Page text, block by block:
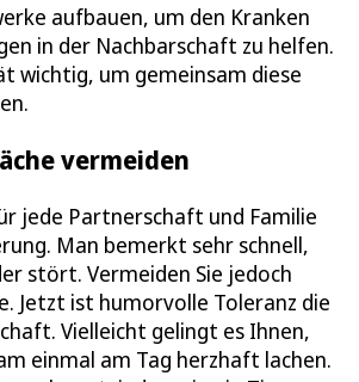
aufbauen, um den Kranken
in der Nachbarschaft zu helfen.
wichtig, um gemeinsam diese
vermeiden
jede Partnerschaft und Familie
Man bemerkt sehr schnell,
stört. Vermeiden Sie jedoch
Jetzt ist humorvolle Toleranz die
Vielleicht gelingt es Ihnen,
einmal am Tag herzhaft lachen.